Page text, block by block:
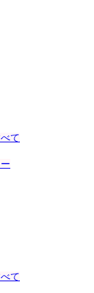
て
て